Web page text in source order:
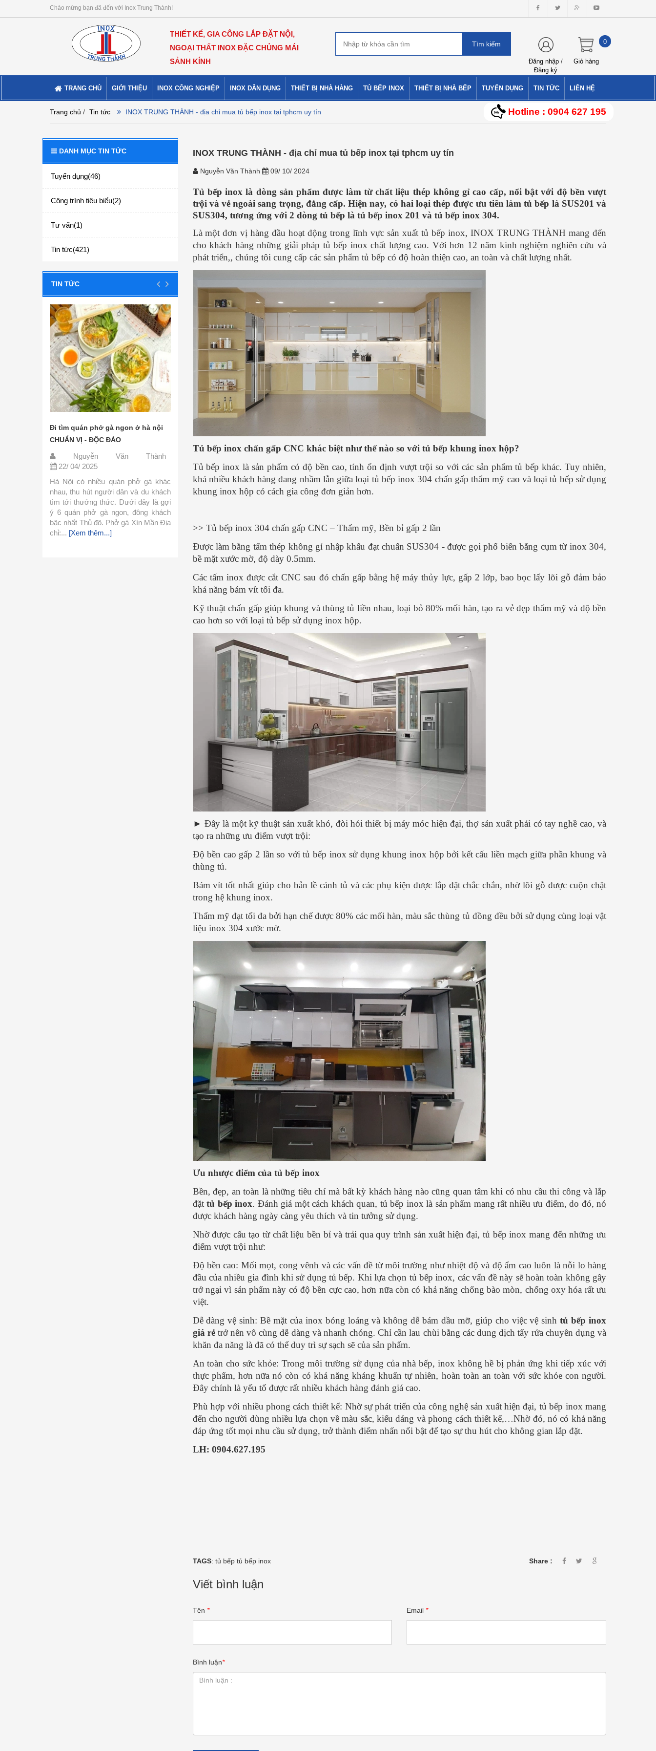
Chào mừng bạn đã đến với Inox Trung Thành!
THIẾT KẾ, GIA CÔNG LẮP ĐẶT NỘI,
NGOẠI THẤT INOX ĐẶC CHỦNG MÁI
SẢNH KÍNH
Đăng nhập /
Đăng ký
Giỏ hàng
0
TRANG CHỦ GIỚI THIỆU INOX CÔNG NGHIỆP INOX DÂN DỤNG THIẾT BỊ NHÀ HÀNG TỦ BẾP INOX THIẾT BỊ NHÀ BẾP TUYỂN DỤNG TIN TỨC LIÊN HỆ
Hotline : 0904 627 195
Trang chủ / Tin tức INOX TRUNG THÀNH - địa chỉ mua tủ bếp inox tại tphcm uy tín
DANH MỤC TIN TỨC
Tuyển dụng(46)
Công trình tiêu biểu(2)
Tư vấn(1)
Tin tức(421)
TIN TỨC
Các nguyên liệu nấu phở bò đơn
giản, dễ tìm - CỰC CHUẨN
Nguyễn Văn Thành
22/ 04/ 2025
Phở là món ăn thơm ngon nhưng lại
khá đơn giản trong cách chế biến.
Hôm nay mình xin chia sẻ cách nấu
phở đơn giản này và cùng vào bếp
làm ngay với mình nhé. 1.Nguyên
Liệu Nguyên liệu làm nước...
Tìm hiểu cách nấu phở gà NGON -
Nguyễn Văn Thành
21/ 04/ 2025
Món phở gà thơm ngon, đậm đà,
nóng hổi vừa thổi vừa ăn do chính tay
gà chưa? Cùng tham khảo công
thức...[Xem thêm...]
Nguyễn Văn Thành
21/ 04/ 2025
Không phải ngẫu nhiên phở bò lại
được các đầu bếp hàng đầu thế giới
là một hương vị đặc trưng...
[Xem
thêm...]
Nguyễn Văn Thành
17/ 04/ 2025
Phở là món ăn thơm ngon nhưng lại
Nồi nấu nước
INOX TRUNG THÀNH - địa chỉ mua tủ bếp inox tại tphcm uy tín
Nguyễn Văn Thành 09/ 10/ 2024
Tủ bếp inox là dòng sản phẩm được làm từ chất liệu thép không gỉ cao cấp, nổi bật với độ bền vượt
trội và vẻ ngoài sang trọng, đẳng cấp. Hiện nay, có hai loại thép được ưu tiên làm tủ bếp là SUS201 và
SUS304, tương ứng với 2 dòng tủ bếp là tủ bếp inox 201 và tủ bếp inox 304.
Là một đơn vị hàng đầu hoạt động trong lĩnh vực sản xuất tủ bếp inox, INOX TRUNG THÀNH mang đến
cho khách hàng những giải pháp tủ bếp inox chất lượng cao. Với hơn 12 năm kinh nghiệm nghiên cứu và
phát triển,, chúng tôi cung cấp các sản phẩm tủ bếp có độ hoàn thiện cao, an toàn và chất lượng nhất.
Tủ bếp inox chấn gấp CNC khác biệt như thế nào so với tủ bếp khung inox hộp?
Tủ bếp inox là sản phẩm có độ bền cao, tính ổn định vượt trội so với các sản phẩm tủ bếp khác. Tuy nhiên,
khá nhiều khách hàng đang nhầm lẫn giữa loại tủ bếp inox 304 chấn gấp thẩm mỹ cao và loại tủ bếp sử dụng
khung inox hộp có cách gia công đơn giản hơn.
>> Tủ bếp inox 304 chấn gấp CNC – Thẩm mỹ, Bền bỉ gấp 2 lần
Được làm bằng tấm thép không gỉ nhập khẩu đạt chuẩn SUS304 - được gọi phổ biến bằng cụm từ inox 304,
bề mặt xước mờ, độ dày 0.5mm.
Các tấm inox được cắt CNC sau đó chấn gấp bằng hệ máy thủy lực, gấp 2 lớp, bao bọc lấy lõi gỗ đảm bảo
khả năng bám vít tối đa.
Kỹ thuật chấn gấp giúp khung và thùng tủ liền nhau, loại bỏ 80% mối hàn, tạo ra vẻ đẹp thẩm mỹ và độ bền
cao hơn so với loại tủ bếp sử dụng inox hộp.
► Đây là một kỹ thuật sản xuất khó, đòi hỏi thiết bị máy móc hiện đại, thợ sản xuất phải có tay nghề cao, và
tạo ra những ưu điểm vượt trội:
Độ bền cao gấp 2 lần so với tủ bếp inox sử dụng khung inox hộp bởi kết cấu liền mạch giữa phần khung và
thùng tủ.
Bám vít tốt nhất giúp cho bản lề cánh tủ và các phụ kiện được lắp đặt chắc chắn, nhờ lõi gỗ được cuộn chặt
trong hệ khung inox.
Thẩm mỹ đạt tối đa bởi hạn chế được 80% các mối hàn, màu sắc thùng tủ đồng đều bởi sử dụng cùng loại vật
liệu inox 304 xước mờ.
Ưu nhược điểm của tủ bếp inox
Bền, đẹp, an toàn là những tiêu chí mà bất kỳ khách hàng nào cũng quan tâm khi có nhu cầu thi công và lắp
đặt tủ bếp inox. Đánh giá một cách khách quan, tủ bếp inox là sản phẩm mang rất nhiều ưu điểm, do đó, nó
được khách hàng ngày càng yêu thích và tin tưởng sử dụng.
Nhờ được cấu tạo từ chất liệu bền bỉ và trải qua quy trình sản xuất hiện đại, tủ bếp inox mang đến những ưu
điểm vượt trội như:
Độ bền cao: Mối mọt, cong vênh và các vấn đề từ môi trường như nhiệt độ và độ ẩm cao luôn là nỗi lo hàng
đầu của nhiều gia đình khi sử dụng tủ bếp. Khi lựa chọn tủ bếp inox, các vấn đề này sẽ hoàn toàn không gây
trở ngại vì sản phẩm này có độ bền cực cao, hơn nữa còn có khả năng chống bào mòn, chống oxy hóa rất ưu
việt.
Dễ dàng vệ sinh: Bề mặt của inox bóng loáng và không dễ bám dầu mỡ, giúp cho việc vệ sinhtủ bếp inox
giá rẻtrở nên vô cùng dễ dàng và nhanh chóng. Chỉ cần lau chùi bằng các dung dịch tẩy rửa chuyên dụng và
khăn đa năng là đã có thể duy trì sự sạch sẽ của sản phẩm.
An toàn cho sức khỏe: Trong môi trường sử dụng của nhà bếp, inox không hề bị phản ứng khi tiếp xúc với
thực phẩm, hơn nữa nó còn có khả năng kháng khuẩn tự nhiên, hoàn toàn an toàn với sức khỏe con người.
Đây chính là yếu tố được rất nhiều khách hàng đánh giá cao.
Phù hợp với nhiều phong cách thiết kế: Nhờ sự phát triển của công nghệ sản xuất hiện đại, tủ bếp inox mang
đến cho người dùng nhiều lựa chọn về màu sắc, kiểu dáng và phong cách thiết kế,…Nhờ đó, nó có khả năng
đáp ứng tốt mọi nhu cầu sử dụng, trở thành điểm nhấn nổi bật để tạo sự thu hút cho không gian lắp đặt.
LH: 0904.627.195
TAGS: tủ bếp tủ bếp inox Share :
Viết bình luận
Tên * Email *
Bình luận*